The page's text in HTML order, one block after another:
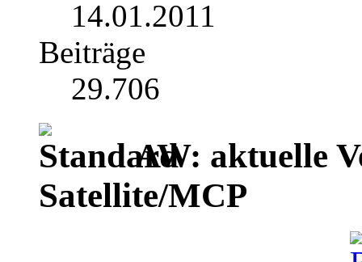
14.01.2011
Beiträge
29.706
AW: aktuelle
Satellite/MCP